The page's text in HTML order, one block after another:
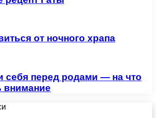
от ночного храпа
себя перед родами — на что
внимание